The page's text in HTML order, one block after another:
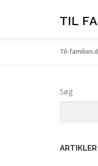
TIL
Til-
Søg